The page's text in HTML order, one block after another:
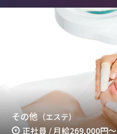
その他 （エステ）
正社員 / 月給269,000円～